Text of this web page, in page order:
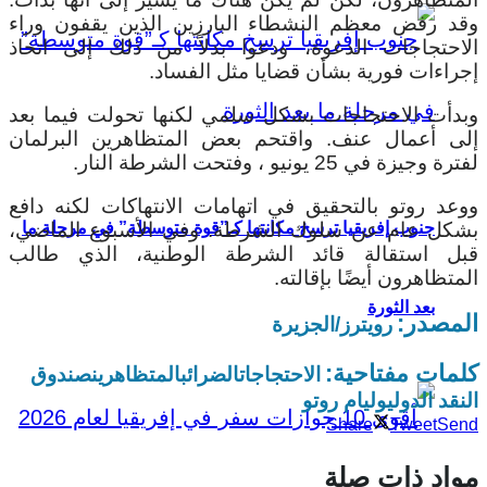
جنوب إفريقيا ترسخ مكانتها كـ”قوة متوسطة” في مرحلة ما
بعد الثورة
وقد رفض معظم النشطاء البارزين الذين يقفون وراء
الاحتجاجات الدعوة، ودعوا بدلاً من ذلك إلى اتخاذ
إجراءات فورية بشأن قضايا مثل الفساد.
وبدأت الاحتجاجات بشكل سلمي لكنها تحولت فيما بعد
إلى أعمال عنف. واقتحم بعض المتظاهرين البرلمان
لفترة وجيزة في 25 يونيو ، وفتحت الشرطة النار.
ووعد روتو بالتحقيق في اتهامات الانتهاكات لكنه دافع
بشكل عام عن سلوك الشرطة. وفي الأسبوع الماضي،
قبل استقالة قائد الشرطة الوطنية، الذي طالب
المتظاهرون أيضًا بإقالته.
المصدر:رويترز/الجزيرة
كلمات مفتاحية: الاحتجاجاتالضرائبالمتظاهرينصندوق
النقد الدوليوليام روتو
Share TweetSend
مواد ذات صلة